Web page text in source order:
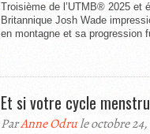
Troisième de l’UTMB® 2025 et
Britannique Josh Wade
en montagne et sa progression
Et si votre cycle
ParAnne Odrule octobre